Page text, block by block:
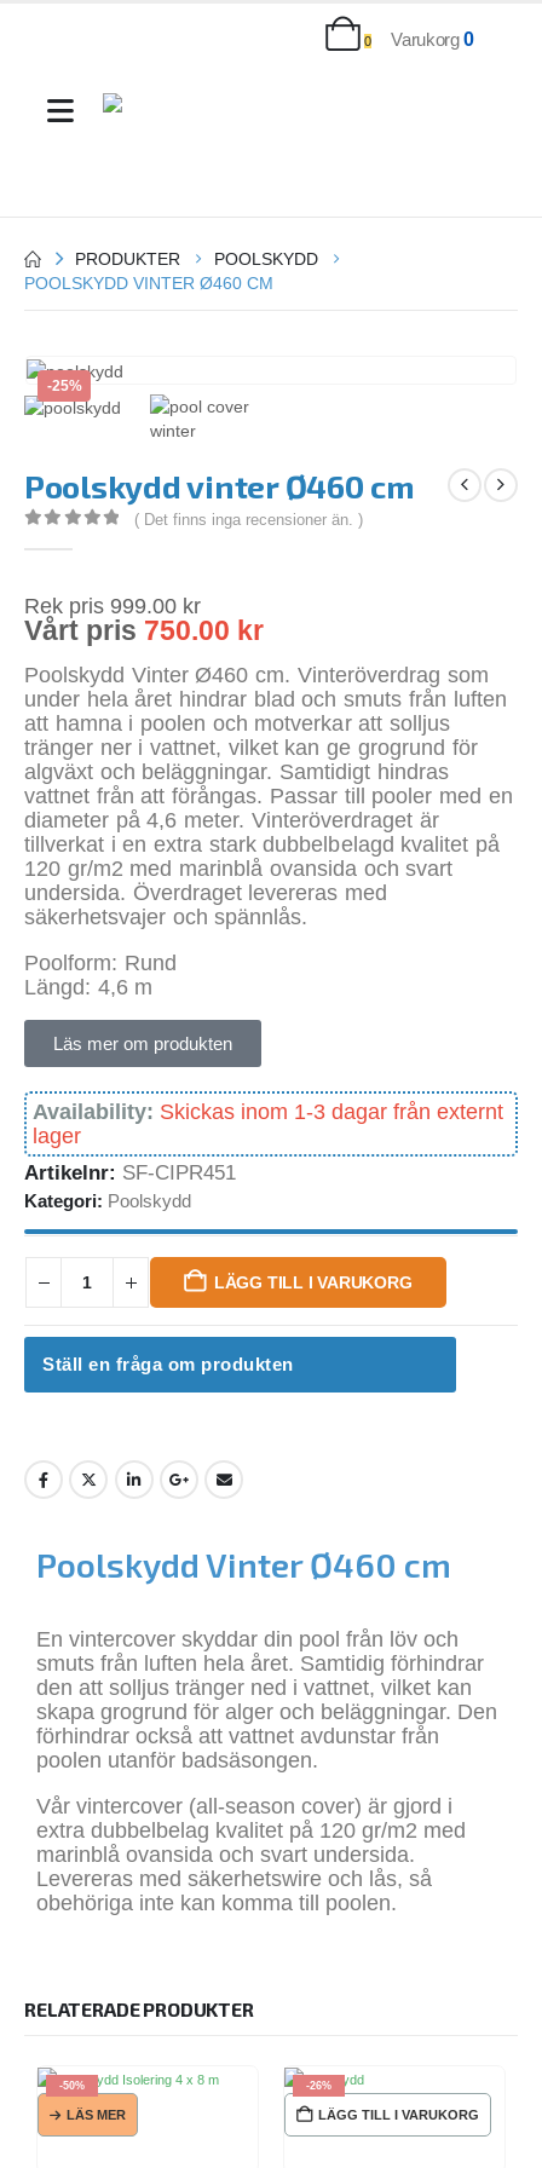
0 Varukorg0
PRODUKTER
POOLSKYDD
POOLSKYDD VINTER Ø460 CM
-25%
Poolskydd vinter Ø460 cm
( Det finns inga recensioner än. )
Rek pris 999.00 kr
Vårt pris 750.00 kr
Poolskydd Vinter Ø460 cm. Vinteröverdrag som
under hela året hindrar blad och smuts från luften
att hamna i poolen och motverkar att solljus
tränger ner i vattnet, vilket kan ge grogrund för
algväxt och beläggningar. Samtidigt hindras
vattnet från att förångas. Passar till pooler med en
diameter på 4,6 meter. Vinteröverdraget är
tillverkat i en extra stark dubbelbelagd kvalitet på
120 gr/m2 med marinblå ovansida och svart
undersida. Överdraget levereras med
säkerhetsvajer och spännlås.
Poolform: Rund
Längd: 4,6 m
Läs mer om produkten
Availability: Skickas inom 1-3 dagar från externt
lager
Artikelnr: SF-CIPR451
Kategori: Poolskydd
LÄGG TILL I VARUKORG
Ställ en fråga om produkten
Poolskydd Vinter Ø460 cm
En vintercover skyddar din pool från löv och
smuts från luften hela året. Samtidig förhindrar
den att solljus tränger ned i vattnet, vilket kan
skapa grogrund för alger och beläggningar. Den
förhindrar också att vattnet avdunstar från
poolen utanför badsäsongen.
Vår vintercover (all-season cover) är gjord i
extra dubbelbelag kvalitet på 120 gr/m2 med
marinblå ovansida och svart undersida.
Levereras med säkerhetswire och lås, så
obehöriga inte kan komma till poolen.
RELATERADE PRODUKTER
-50%
LÄS MER
-26%
LÄGG TILL I VARUKORG